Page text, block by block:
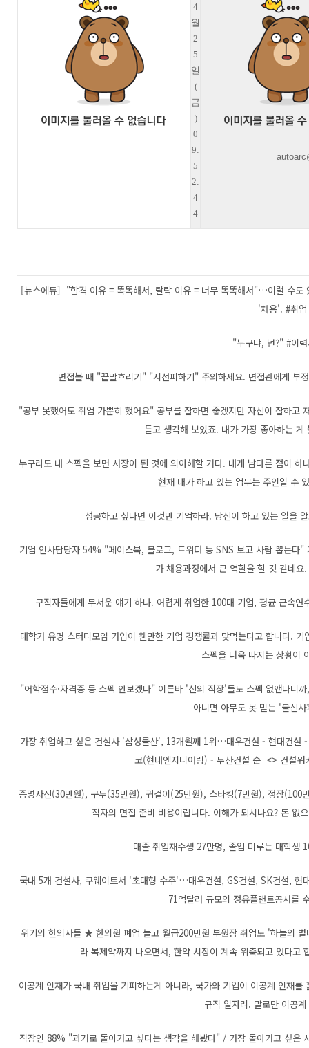
4
월
2
5
일
(
금
)
0
9:
5
2:
4
4
[뉴스에듀] "합격 이유 = 똑똑해서, 탈락 이유 = 너무 똑똑해서"…이럴 수도
'채용'. #취업
"누구냐, 넌?" #이
면접볼 때 "끝말흐리기" "시선피하기" 주의하세요. 면접관에게 부
"공부 못했어도 취업 가뿐히 했어요" 공부를 잘하면 좋겠지만 자신이 잘하고
듣고 생각해 보았죠. 내가 가장 좋아하는
누구라도 내 스펙을 보면 사장이 된 것에 의아해할 거다. 내게 남다른 점이
현재 내가 하고 있는 업무는 주인일 수
성공하고 싶다면 이것만 기억하라. 당신이 하고 있는 일을
기업 인사담당자 54% "페이스북, 블로그, 트위터 등 SNS 보고 사람 뽑는다
가 채용과정에서 큰 역할을 할 것 같네
구직자들에게 무서운 얘기 하나. 어렵게 취업한 100대 기업, 평균 근속
대학가 유명 스터디모임 가입이 웬만한 기업 경쟁률과 맞먹는다고 합니다.
스펙을 더욱 따지는 상황이
"어학점수·자격증 등 스펙 안보겠다" 이른바 '신의 직장'들도 스펙 없앤다니
아니면 아무도 못 믿는 '불신
가장 취업하고 싶은 건설사 '삼성물산', 13개월째 1위…대우건설 - 현대건
코(현대엔지니어링) - 두산건설 순 <> 건설워
증명사진(30만원), 구두(35만원), 귀걸이(25만원), 스타킹(7만원), 정장(100
직자의 면접 준비 비용이랍니다. 이해가 되시나요? 돈 없
대졸 취업재수생 27만명, 졸업 미루는 대학생
국내 5개 건설사, 쿠웨이트서 '초대형 수주'…대우건설, GS건설, SK건설, 현
71억달러 규모의 정유플랜트공사를
위기의 한의사들 ★ 한의원 폐업 늘고 월급200만원 부원장 취업도 '하늘의
라 복제약까지 나오면서, 한약 시장이 계속 위축되고 있다고
이공계 인재가 국내 취업을 기피하는게 아니라, 국가와 기업이 이공계 인재
규직 일자리. 말로만 이공
직장인 88% "과거로 돌아가고 싶다는 생각을 해봤다" / 가장 돌아가고 싶